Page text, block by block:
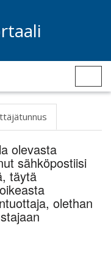
olevasta
sähköpostiisi
täytä
olethan